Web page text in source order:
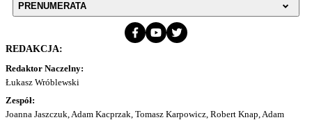
PRENUMERATA
REDAKCJA:
Redaktor Naczelny:
Łukasz Wróblewski
Zespół:
Joanna Jaszczuk, Adam Kacprzak, Tomasz Karpowicz, Robert Knap, Adam